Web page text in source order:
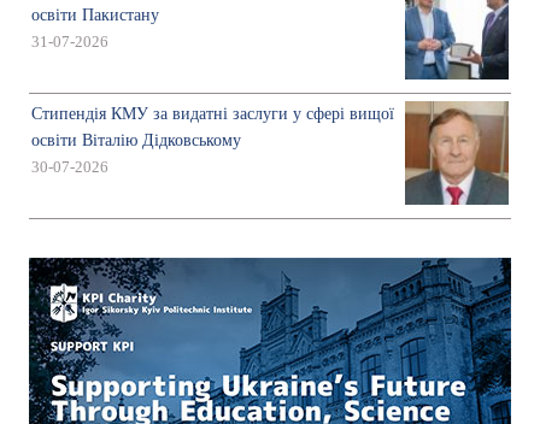
освіти Пакистану
31-07-2026
Стипендія КМУ за видатні заслуги у сфері вищої
освіти Віталію Дідковському
30-07-2026